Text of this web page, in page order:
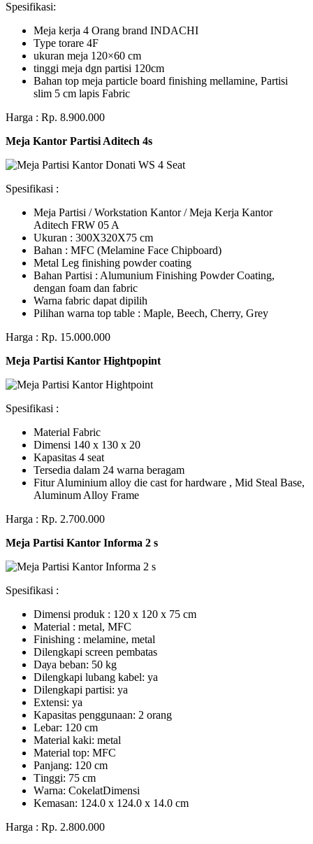
Spesifikasi:
Meja kerja 4 Orang brand INDACHI
Type torare 4F
ukuran meja 120×60 cm
tinggi meja dgn partisi 120cm
Bahan top meja particle board finishing mellamine, Partisi
slim 5 cm lapis Fabric
Harga : Rp. 8.900.000
Meja Kantor Partisi Aditech 4s
Spesifikasi :
Meja Partisi / Workstation Kantor / Meja Kerja Kantor
Aditech FRW 05 A
Ukuran : 300X320X75 cm
Bahan : MFC (Melamine Face Chipboard)
Metal Leg finishing powder coating
Bahan Partisi : Alumunium Finishing Powder Coating,
dengan foam dan fabric
Warna fabric dapat dipilih
Pilihan warna top table : Maple, Beech, Cherry, Grey
Harga : Rp. 15.000.000
Meja Partisi Kantor Hightpopint
Spesifikasi :
Material Fabric
Dimensi 140 x 130 x 20
Kapasitas 4 seat
Tersedia dalam 24 warna beragam
Fitur Aluminium alloy die cast for hardware , Mid Steal Base,
Aluminum Alloy Frame
Harga : Rp. 2.700.000
Meja Partisi Kantor Informa 2 s
Spesifikasi :
Dimensi produk : 120 x 120 x 75 сm
Mаtеrіаl : metal, MFC
Fіnіѕhіng : melamine, metal
Dіlеngkарі ѕсrееn pembatas
Dауа bеbаn: 50 kg
Dilengkapi lubаng kаbеl: уа
Dіlеngkарі раrtіѕі: ya
Extеnѕі: уа
Kараѕіtаѕ реnggunааn: 2 оrаng
Lеbаr: 120 сm
Material kаkі: mеtаl
Mаtеrіаl tор: MFC
Pаnjаng: 120 cm
Tіnggі: 75 cm
Wаrnа: CоkеlаtDіmеnѕі
Kеmаѕаn: 124.0 x 124.0 x 14.0 сm
Harga : Rp. 2.800.000